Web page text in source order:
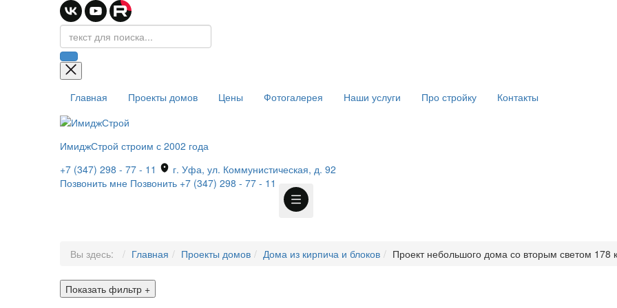
Главная Проекты домов Цены Фотогалерея Наши услуги Про стройку Контакты
ИмиджСтрой строим с 2002 года
+7 (347) 298 - 77 - 11
г. Уфа, ул. Коммунистическая, д. 92
Позвонить мне Позвонить +7 (347) 298 - 77 - 11
Вы здесь: Главная Проекты домов Дома из кирпича и блоков Проект небольшого дома со вторым светом 178
Показать фильтр +